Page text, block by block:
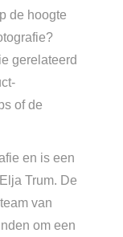
de hoogte
gerelateerd
of de
en is een
Trum. De
van
om een